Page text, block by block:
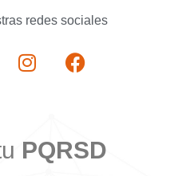
redes sociales
PQRSD